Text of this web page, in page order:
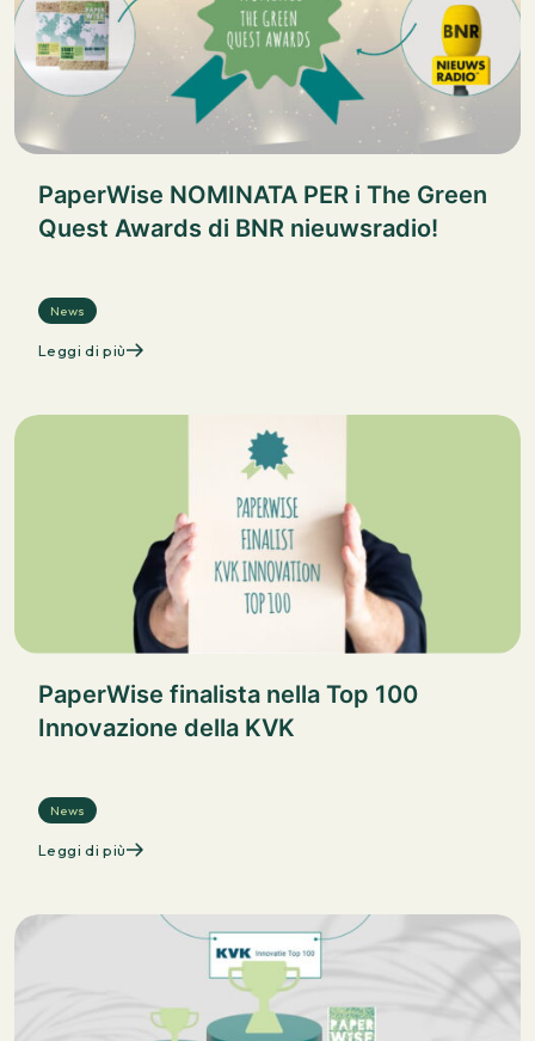
PaperWise NOMINATA PER i The Green
Quest Awards di BNR nieuwsradio!
News
Leggi di più
PaperWise finalista nella Top 100
Innovazione della KVK
News
Leggi di più